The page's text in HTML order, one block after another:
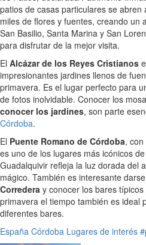
patios de casas particulares se abren
miles de flores y fuentes, creando un
San Basilio, Santa Marina y San
para disfrutar de la mejor visita.
El Alcázar de los Reyes Cristianos
impresionantes jardines llenos de
primavera. Es el lugar perfecto para
de fotos inolvidable. Conocer los
conocer los jardines, son parte
Córdoba.
El Puente Romano de Córdoba,
es uno de los lugares más icónicos
Guadalquivir refleja la luz dorada del
mágico. También es interesante
Corredera y conocer los bares
primavera el tiempo también es ideal
diferentes bares.
España Córdoba Lugares de interés